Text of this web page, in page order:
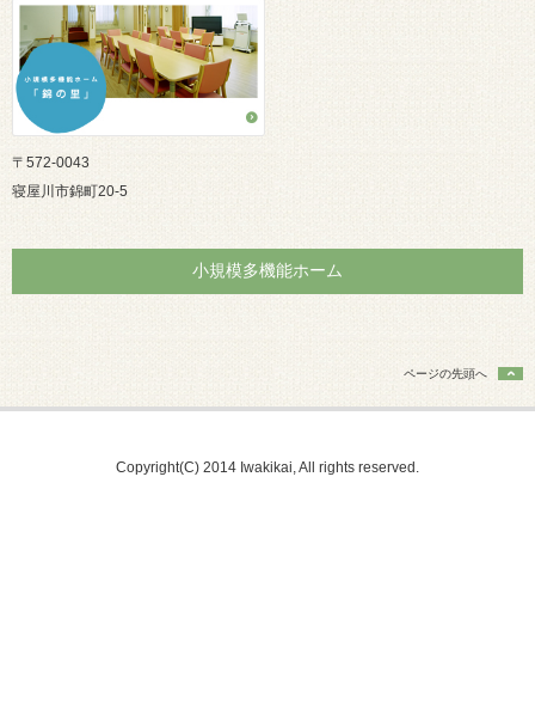
〒572-0043
寝屋川市錦町20-5
小規模多機能ホーム
ページの先頭へ
Copyright(C) 2014 Iwakikai, All rights reserved.